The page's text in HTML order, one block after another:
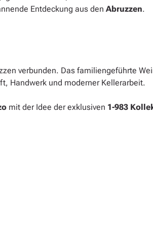
Entdeckung aus den Abruzzen.
verbunden. Das familiengeführte
Handwerk und moderner Kellerarbeit.
mit der Idee der exklusiven 1-983